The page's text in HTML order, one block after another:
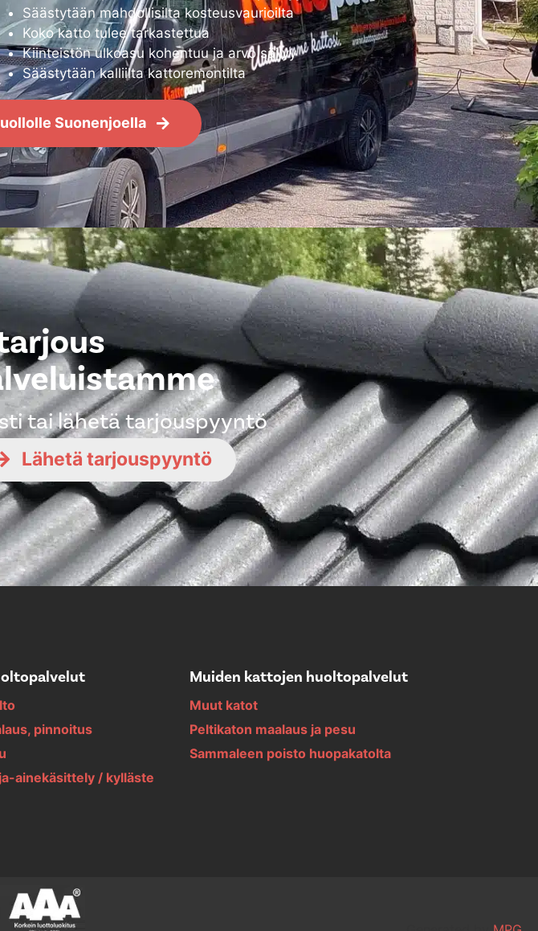
Säästytään mahdollisilta kosteusvaurioilta
Koko katto tulee tarkastettua
Kiinteistön ulkoasu kohentuu ja arvo säilyy
Säästytään kalliilta kattoremontilta
Suonenjoella
tai lähetä tarjouspyyntö
Lähetä tarjouspyyntö
pinnoitus
ainekäsittely / kylläste
Muiden kattojen huoltopalvelut
Muut katot
Peltikaton maalaus ja pesu
Sammaleen poisto huopakatolta